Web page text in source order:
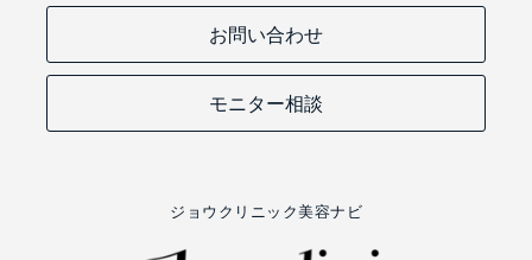
お問い合わせ
モニター相談
ジョウクリニック美容ナビ